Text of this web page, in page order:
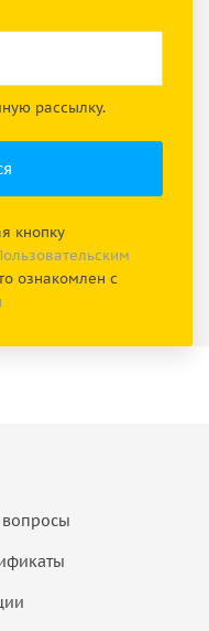
рассылку.
кнопку
ознакомлен с
вопросы